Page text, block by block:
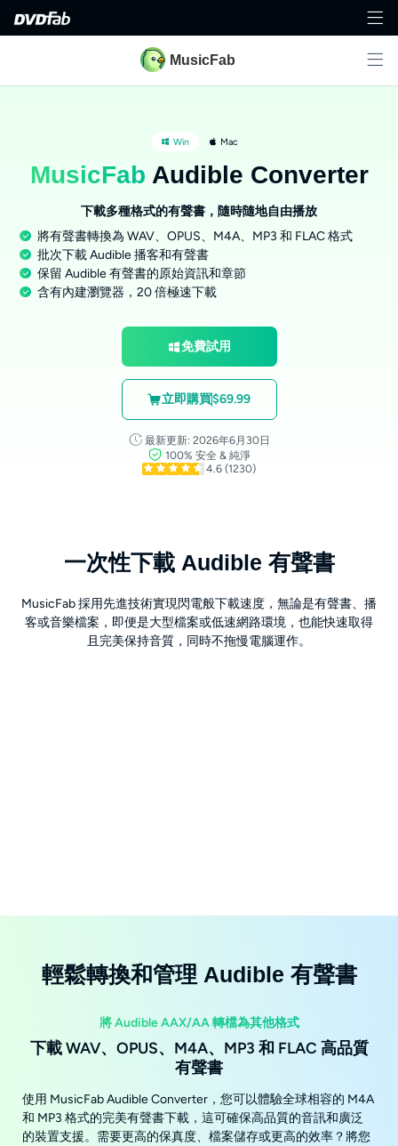
MusicFab
Win Mac
MusicFab Audible Converter
下載多種格式的有聲書，隨時隨地自由播放
將有聲書轉換為 WAV、OPUS、M4A、MP3 和 FLAC 格式
批次下載 Audible 播客和有聲書
保留 Audible 有聲書的原始資訊和章節
含有內建瀏覽器，20 倍極速下載
免費試用
立即購買$69.99
最新更新: 2026年6月30日
100% 安全 & 純淨
4.6 (1230)
一次性下載 Audible 有聲書
MusicFab 採用先進技術實現閃電般下載速度，無論是有聲書、播
客或音樂檔案，即便是大型檔案或低速網路環境，也能快速取得
且完美保持音質，同時不拖慢電腦運作。
輕鬆轉換和管理 Audible 有聲書
將 Audible AAX/AA 轉檔為其他格式
下載 WAV、OPUS、M4A、MP3 和 FLAC 高品質
有聲書
使用 MusicFab Audible Converter，您可以體驗全球相容的 M4A
和 MP3 格式的完美有聲書下載，這可確保高品質的音訊和廣泛
的裝置支援。需要更高的保真度、檔案儲存或更高的效率？將您